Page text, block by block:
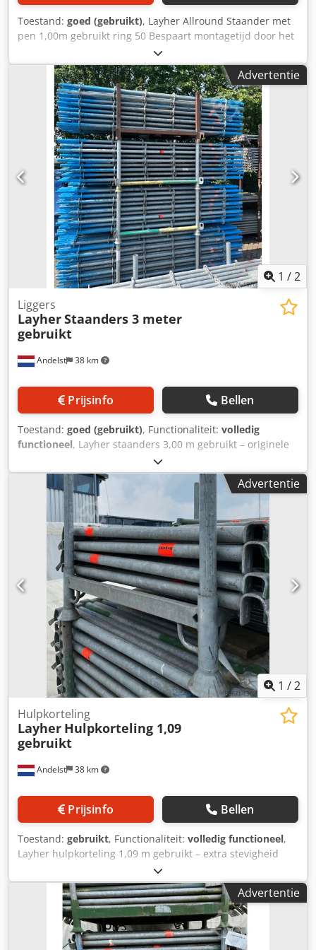
Toestand: goed (gebruikt), Layher Allround Staander met
pen 1,00m gebruikt ring 50 Bespaart montagetijd door het
ringsysteem en maatvastheid van onderdelen. Stevig en
betrouwbaar: Gemaakt van hoogwaardig staal voor
maximale stabiliteit. Grote veelzijdigheid: Geschikt voor
hoge steigerconstructies en diverse toepassingen.
Duurzaam ontwerp: Bestand tegen intensief gebruik en
zware belastingen. Cjdpfxow Ei Rie Ai Dorf Veiligheid
gegarandeerd: Voldoet aan de strengste veiligheidseisen.
Het Allround systeem voor alle steigertoepassingen!
Advertentie
1 /2
Andelst 38 km
Liggers
LayherStaanders 3 meter
gebruikt
Prijsinfo Bellen
Toestand: goed (gebruikt), Functionaliteit: volledig
functioneel, Layher staanders 3,00 m gebruikt – originele
Allround staanders voor systeemsteigers Deze gebruikte
Layher staanders van 3,00 meter zijn originele onderdelen
van het Layher Allround steigersysteem. De staanders
vormen de verticale basis van je steigerconstructie en zijn
geschikt voor vrijwel elk type bouwproject, van nieuwbouw
tot renovatie. De staanders zijn voorzien van de bekende
rozet op vaste intervallen, waardoor je ze snel en veilig
kunt koppelen met liggers, schoren of consoles. Ondanks
gebruikssporen verkeren ze in goede technische staat en
zijn ze direct inzetbaar. 🔧 Specificaties Lengte: 3,00 meter
Type: Layher Allround systeemstaander Crsdpfxsw Nh U To
Ai Dof Materiaal: Verzinkt staal – weerbestendig en
duurzaam Aansluiting: Met vaste rozetten voor snelle
koppeling Conditie: Gebruikt, functioneel gecontroleerd,
met normale gebruikssporen Let op: alleen voor export
Advertentie
1 /2
Andelst 38 km
Hulpkorteling
Layher Hulpkorteling 1,09
gebruikt
Prijsinfo Bellen
Toestand: gebruikt, Functionaliteit: volledig functioneel,
Layher hulpkorteling 1,09 m gebruikt – extra stevigheid
voor je Allround steiger Deze gebruikte Layher AR
hulpkorteling van 1,09 meter is een origineel onderdeel
van het Layher Allround steigersysteem. De hulpkorteling
wordt ingezet als horizontale of diagonale versteviging en
draagt bij aan de stabiliteit en veiligheid van de
steigerconstructie. Het gaat om een gebruikte uitvoering,
Advertentie